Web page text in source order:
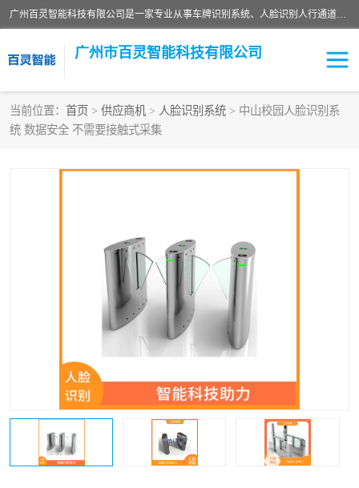
广州百灵智能科技有限公司是一家专业从事车牌识别系统、人脸识别人行通道、安防监控交通设施、停车场智能管理系统、停车场云平台、车牌识别一体机、自动道闸、通道设备、交通设施及交通划线等产品研发、生产和销售的高新技术企业。
广州市百灵智能科技有限公司
当前位置： 首页 > 供应商机 > 人脸识别系统 > 中山校园人脸识别系
统 数据安全 不需要接触式采集
安防监控红外报警系统